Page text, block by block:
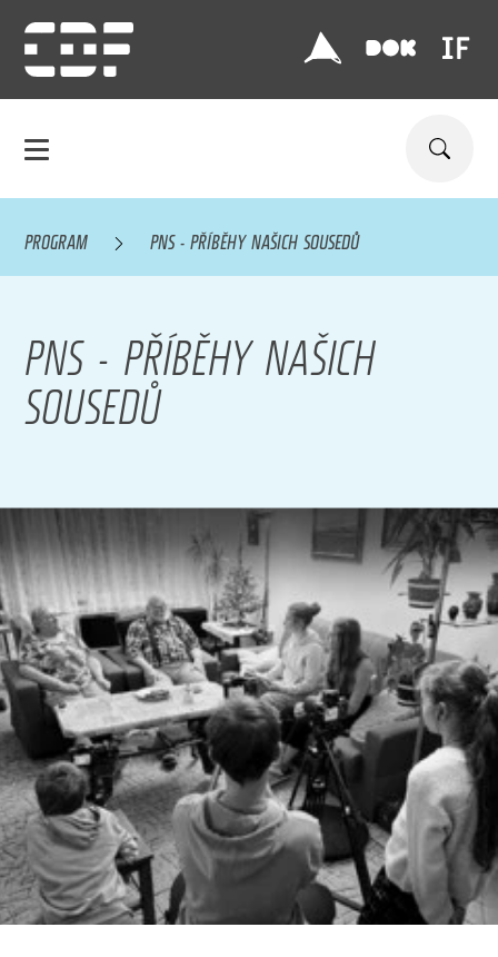
PROGRAM PNS - PŘÍBĚHY NAŠICH SOUSEDŮ
PNS - PŘÍBĚHY NAŠICH
SOUSEDŮ